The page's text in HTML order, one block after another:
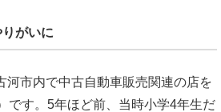
がいに
河市内で中古自動車販売関連の店を
です。5年ほど前、当時小学4年生だ